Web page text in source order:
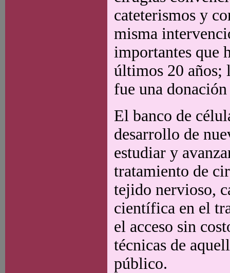
cateterismos y
misma
importantes que
últimos 20 años;
fue una
El banco de
desarrollo de
estudiar y
tratamiento de
tejido nervioso,
científica en el
el acceso sin
técnicas de
público.